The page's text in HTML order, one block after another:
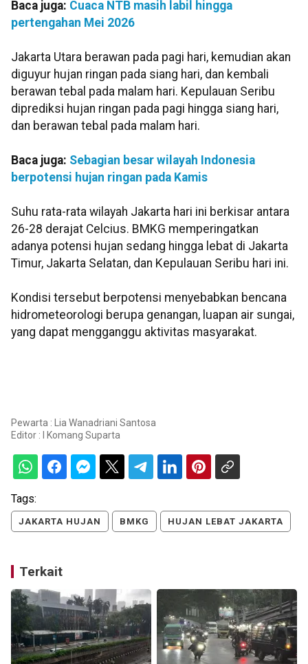
Baca juga: Cuaca NTB masih labil hingga
pertengahan Mei 2026
Jakarta Utara berawan pada pagi hari, kemudian akan
diguyur hujan ringan pada siang hari, dan kembali
berawan tebal pada malam hari. Kepulauan Seribu
diprediksi hujan ringan pada pagi hingga siang hari,
dan berawan tebal pada malam hari.
Baca juga: Sebagian besar wilayah Indonesia
berpotensi hujan ringan pada Kamis
Suhu rata-rata wilayah Jakarta hari ini berkisar antara
26-28 derajat Celcius. BMKG memperingatkan
adanya potensi hujan sedang hingga lebat di Jakarta
Timur, Jakarta Selatan, dan Kepulauan Seribu hari ini.
Kondisi tersebut berpotensi menyebabkan bencana
hidrometeorologi berupa genangan, luapan air sungai,
yang dapat mengganggu aktivitas masyarakat.
Pewarta : Lia Wanadriani Santosa
Editor :
I Komang Suparta
Tags:
JAKARTA HUJAN BMKG HUJAN LEBAT JAKARTA
Terkait